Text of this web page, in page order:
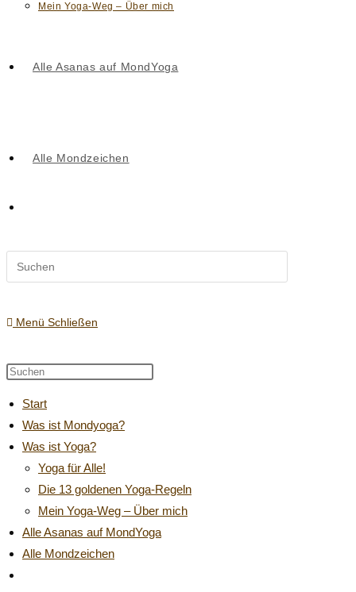
Mein Yoga-Weg – Über mich
Alle Asanas auf MondYoga
Alle Mondzeichen
Suche
Website
durchsuchen
Menü Schließen
Diese
durchsuchen
panel.
Start
Was ist Mondyoga?
Was ist Yoga?
Yoga für Alle!
Die 13 goldenen Yoga-Regeln
Mein Yoga-Weg – Über mich
Alle Asanas auf MondYoga
Alle Mondzeichen